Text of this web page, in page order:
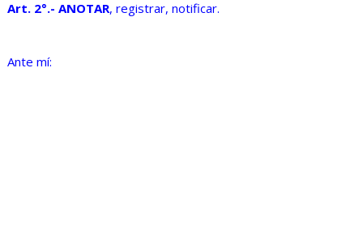
Art. 2°.- ANOTAR, registrar, notificar.
Ante mí: